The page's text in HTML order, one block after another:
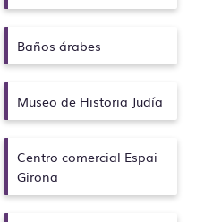
Baños árabes
Museo de Historia Judía
Centro comercial Espai
Girona